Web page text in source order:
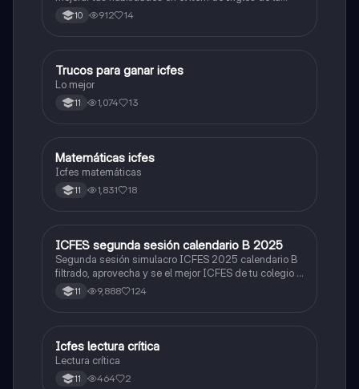
Prueba Saber 11. 🫡
10 912 14
Química
Trucos para ganar icfes
Lo mejor
11 1,074 13
ICFES: Matemáticas
Matemáticas icfes
Icfes matemáticas
11 1,831 18
ICFES: Lectura Crítica
ICFES segunda sesión calendario B 2025
Segunda sesión simulacro ICFES 2025 calendario B
filtrado, aprovecha y se el mejor ICFES de tu colegio y
poder ingresar a universidad, y estudiar aquella
carrera con la que tanto sueñas.
11 9,888 124
Lengua Castellana
Icfes lectura crítica
Lectura crítica
11 464 2